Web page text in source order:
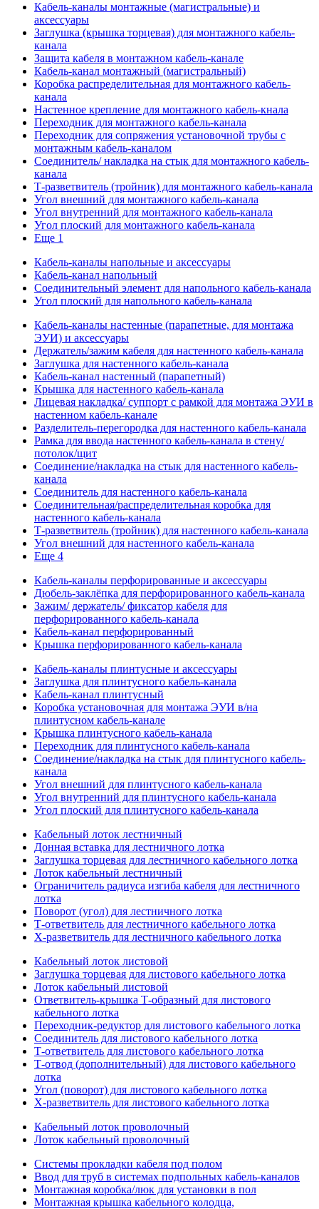
Кабель-каналы монтажные (магистральные) и
аксессуары
Заглушка (крышка торцевая) для монтажного кабель-
канала
Защита кабеля в монтажном кабель-канале
Кабель-канал монтажный (магистральный)
Коробка распределительная для монтажного кабель-
канала
Настенное крепление для монтажного кабель-кнала
Переходник для монтажного кабель-канала
Переходник для сопряжения установочной трубы с
монтажным кабель-каналом
Соединитель/ накладка на стык для монтажного кабель-
канала
Т-разветвитель (тройник) для монтажного кабель-канала
Угол внешний для монтажного кабель-канала
Угол внутренний для монтажного кабель-канала
Угол плоский для монтажного кабель-канала
Еще 1
Кабель-каналы напольные и аксессуары
Кабель-канал напольный
Соединительный элемент для напольного кабель-канала
Угол плоский для напольного кабель-канала
Кабель-каналы настенные (парапетные, для монтажа
ЭУИ) и аксессуары
Держатель/зажим кабеля для настенного кабель-канала
Заглушка для настенного кабель-канала
Кабель-канал настенный (парапетный)
Крышка для настенного кабель-канала
Лицевая накладка/ суппорт с рамкой для монтажа ЭУИ в
настенном кабель-канале
Разделитель-перегородка для настенного кабель-канала
Рамка для ввода настенного кабель-канала в стену/
потолок/щит
Соединение/накладка на стык для настенного кабель-
канала
Соединитель для настенного кабель-канала
Соединительная/распределительная коробка для
настенного кабель-канала
Т-разветвитель (тройник) для настенного кабель-канала
Угол внешний для настенного кабель-канала
Еще 4
Кабель-каналы перфорированные и аксессуары
Дюбель-заклёпка для перфорированного кабель-канала
Зажим/ держатель/ фиксатор кабеля для
перфорированного кабель-канала
Кабель-канал перфорированный
Крышка перфорированного кабель-канала
Кабель-каналы плинтусные и аксессуары
Заглушка для плинтусного кабель-канала
Кабель-канал плинтусный
Коробка установочная для монтажа ЭУИ в/на
плинтусном кабель-канале
Крышка плинтусного кабель-канала
Переходник для плинтусного кабель-канала
Соединение/накладка на стык для плинтусного кабель-
канала
Угол внешний для плинтусного кабель-канала
Угол внутренний для плинтусного кабель-канала
Угол плоский для плинтусного кабель-канала
Кабельный лоток лестничный
Донная вставка для лестничного лотка
Заглушка торцевая для лестничного кабельного лотка
Лоток кабельный лестничный
Ограничитель радиуса изгиба кабеля для лестничного
лотка
Поворот (угол) для лестничного лотка
Т-ответвитель для лестничного кабельного лотка
Х-разветвитель для лестничного кабельного лотка
Кабельный лоток листовой
Заглушка торцевая для листового кабельного лотка
Лоток кабельный листовой
Ответвитель-крышка Т-образный для листового
кабельного лотка
Переходник-редуктор для листового кабельного лотка
Соединитель для листового кабельного лотка
Т-ответвитель для листового кабельного лотка
Т-отвод (дополнительный) для листового кабельного
лотка
Угол (поворот) для листового кабельного лотка
Х-разветвитель для листового кабельного лотка
Кабельный лоток проволочный
Лоток кабельный проволочный
Системы прокладки кабеля под полом
Ввод для труб в системах подпольных кабель-каналов
Монтажная коробка/люк для установки в пол
Монтажная крышка кабельного колодца,